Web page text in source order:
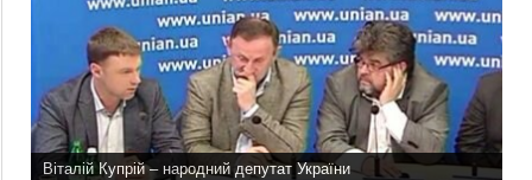
Віталій Купрій – народний депутат України